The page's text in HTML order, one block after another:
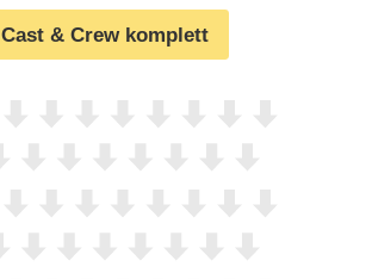
Cast & Crew komplett